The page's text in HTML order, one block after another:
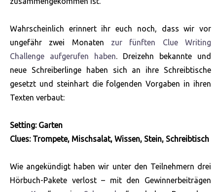
Wahrscheinlich erinnert ihr euch noch, dass wir vor
ungefähr zwei Monaten zur fünften Clue Writing
Challenge aufgerufen haben. Dreizehn bekannte und
neue Schreiberlinge haben sich an ihre Schreibtische
gesetzt und steinhart die folgenden Vorgaben in ihren
Texten verbaut:
Setting: Garten
Clues: Trompete, Mischsalat, Wissen, Stein, Schreibtisch
Wie angekündigt haben wir unter den Teilnehmern drei
Hörbuch-Pakete verlost – mit den Gewinnerbeiträgen